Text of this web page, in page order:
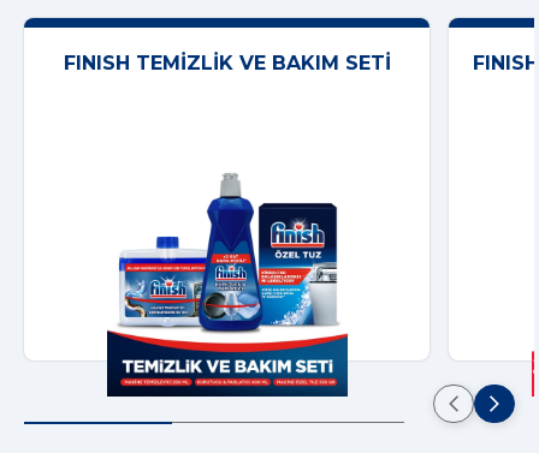
FINISH TEMIZLIK VE BAKIM SETI